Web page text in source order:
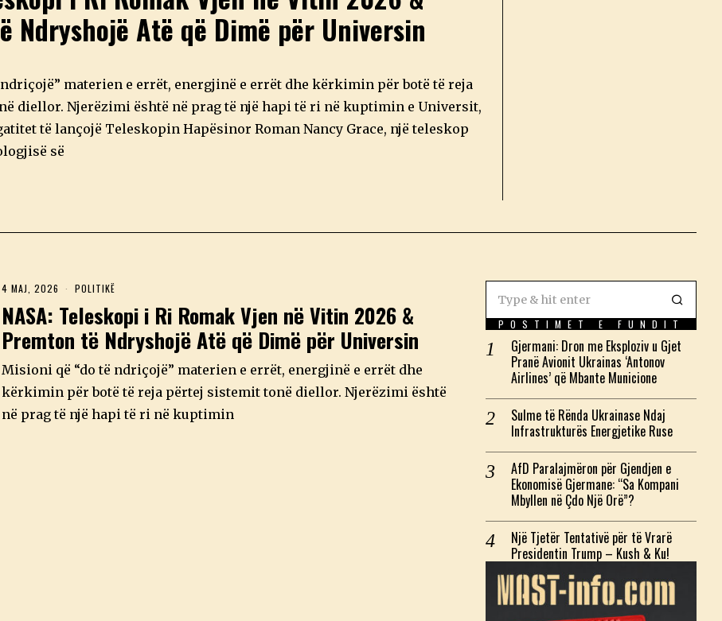
Ndryshojë Atë që Dimë për Universin
materien e errët, energjinë e errët dhe kërkimin për botë të reja
diellor. Njerëzimi është në prag të një hapi të ri në kuptimin e Universit,
të lançojë Teleskopin Hapësinor Roman Nancy Grace, një teleskop
së
4 MAJ, 2026
A
J
,
2
0
2
6
POLITIKË
NASA: Teleskopi i Ri Romak Vjen në Vitin 2026 &
Premton të Ndryshojë Atë që Dimë për Universin
Misioni që “do të ndriçojë” materien e errët, energjinë e errët dhe
kërkimin për botë të reja përtej sistemit tonë diellor. Njerëzimi është
në prag të një hapi të ri në kuptimin
POSTIMET E FUNDIT
Gjermani: Dron me Eksploziv u Gjet
Pranë Avionit Ukrainas ‘Antonov
Airlines’ që Mbante Municione
Sulme të Rënda Ukrainase Ndaj
Infrastrukturës Energjetike Ruse
AfD Paralajmëron për Gjendjen e
Ekonomisë Gjermane: “Sa Kompani
Mbyllen në Çdo Një Orë”?
Një Tjetër Tentativë për të Vrarë
Presidentin Trump – Kush & Ku!